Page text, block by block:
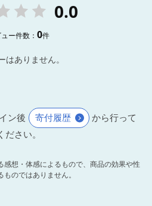
0.0
ー件数：0件
はありません。
ン後 寄付履歴
から行って
ださい。
想・体感によるもので、商品の効果や性
ものではありません。